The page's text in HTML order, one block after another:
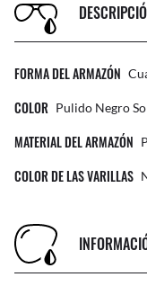
FORMA DEL ARMAZÓN
COLOR Pulido Negro
MATERIAL DEL ARMAZÓN
COLOR DE LAS VARILLAS